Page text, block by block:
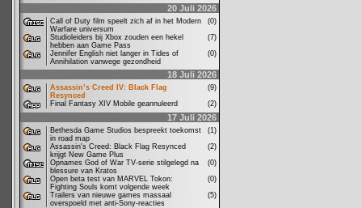
20 Juli 2026
Call of Duty film speelt zich af in het Modern
Warfare universum
(0)
Studioleiders bij Xbox zouden een hekel
hebben aan Game Pass
(7)
Jennifer English niet langer in Tides of
Annihilation vanwege gezondheid
(0)
18 Juli 2026
Assassin’s Creed IV: Black Flag
Resynced
(9)
Final Fantasy XIV Mobile geannuleerd
(2)
17 Juli 2026
Bethesda Game Studios bespreekt toekomst
in road map
(1)
Assassin's Creed: Black Flag Resynced
krijgt New Game Plus
(2)
Opnames God of War TV-serie stilgelegd na
blessure van Kratos
(0)
Open beta test van MARVEL Tokon:
Fighting Souls komt volgende week
(0)
Trailers van nieuwe games massaal
overspoeld met anti-Sony-reacties
(5)